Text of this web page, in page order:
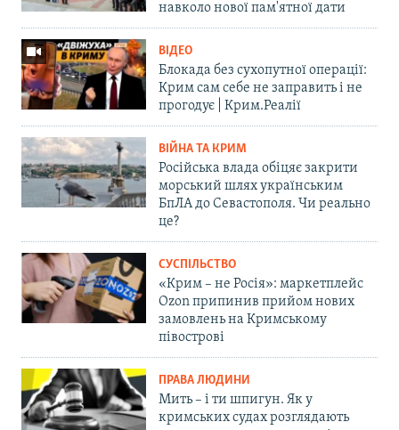
навколо нової пам'ятної дати
ВІДЕО
Блокада без сухопутної операції:
Крим сам себе не заправить і не
прогодує | Крим.Реалії
ВІЙНА ТА КРИМ
Російська влада обіцяє закрити
морський шлях українським
БпЛА до Севастополя. Чи реально
це?
СУСПІЛЬСТВО
«Крим – не Росія»: маркетплейс
Ozon припинив прийом нових
замовлень на Кримському
півострові
ПРАВА ЛЮДИНИ
Мить – і ти шпигун. Як у
кримських судах розглядають